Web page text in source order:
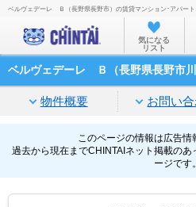
お部屋を
沿線
家賃
通勤
物件
不動
ベルヴェデーレ Ｂ（長野県長野市）の賃貸マンション･アパート
気になる
リスト
ベルヴェデーレ Ｂ（長野県長野市
物件概要 お問い
このページの情報は広告情
過去から現在までCHINTAIネット掲載の
ージです。